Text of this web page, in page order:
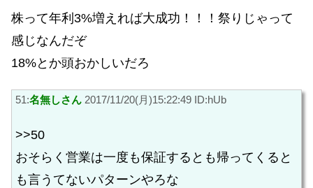
株って年利3%増えれば大成功！！！祭りじゃって
感じなんだぞ
18%とか頭おかしいだろ
51:名無しさん 2017/11/20(月)15:22:49 ID:hUb
>>50
おそらく営業は一度も保証するとも帰ってくると
も言うてないパターンやろな